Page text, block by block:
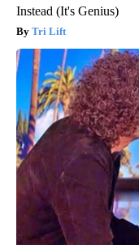
Instead (It's Genius)
Tri Lift